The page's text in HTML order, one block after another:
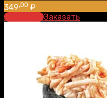
349,00 ₽
В корзинуЗаказать